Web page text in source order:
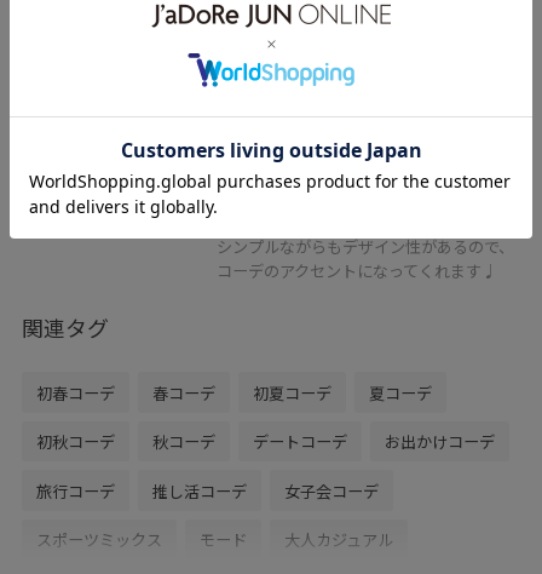
ADAM ET ROPÉ FEMME
ブレイドハンドル巾着バッグ
ブラック / F
レビュー
生地に麻が入っているので、春夏らしい涼
しげな印象です。持ち手部分は立体感があ
シンプルながらもデザイン性があるので、
コーデのアクセントになってくれます♩
関連タグ
初春コーデ 春コーデ 初夏コーデ 夏コーデ
初秋コーデ 秋コーデ デートコーデ お出かけコーデ
旅行コーデ 推し活コーデ 女子会コーデ
スポーツミックス モード 大人カジュアル